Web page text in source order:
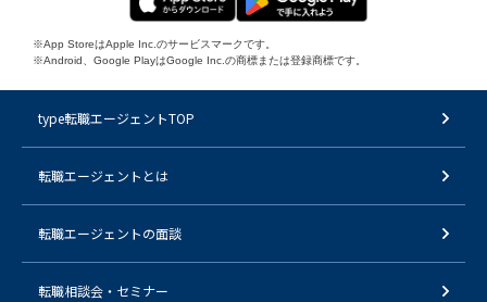
※App StoreはApple Inc.のサービスマークです。
※Android、Google PlayはGoogle Inc.の商標または登録商標です。
type転職エージェントTOP
転職エージェントとは
転職エージェントの面談
転職相談会・セミナー